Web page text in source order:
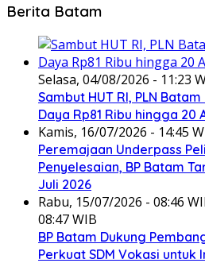
Berita Batam
Selasa, 04/08/2026 - 11:23
Sambut HUT RI, PLN
Daya Rp81 Ribu hingga 20
Kamis, 16/07/2026 - 14:45
Peremajaan Underpass
Penyelesaian, BP Batam
Juli 2026
Rabu, 15/07/2026 - 08:46
08:47 WIB
BP Batam Dukung
Perkuat SDM Vokasi untuk